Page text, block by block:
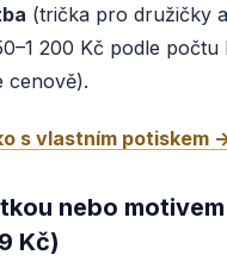
(trička pro družičky a
200 Kč podle počtu
cenově).
s vlastním potiskem
nebo
Kč)